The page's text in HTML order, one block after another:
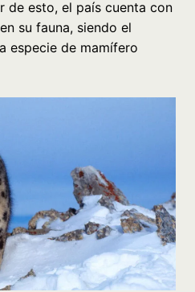
de esto, el país cuenta con
su fauna, siendo el
especie de mamífero